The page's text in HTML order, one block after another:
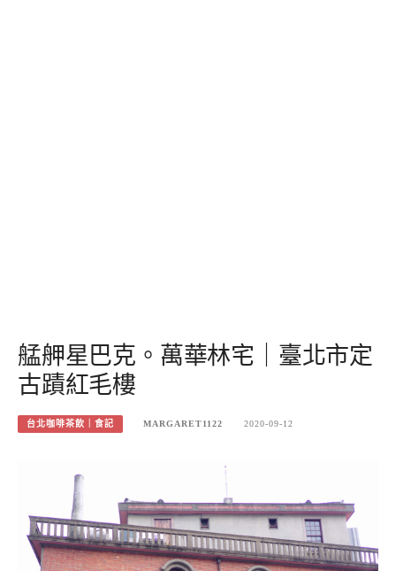
艋舺星巴克。萬華林宅｜臺北市定
古蹟紅毛樓
台北咖啡茶飲｜食記 MARGARET1122 2020-09-12